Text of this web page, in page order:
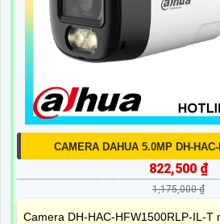
CAMERA DAHUA 5.0MP DH-
822,500 ₫
1,175,000 ₫
Camera DH-HAC-HFW1500RLP-IL-T